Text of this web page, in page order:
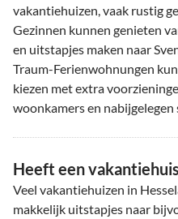
vakantiehuizen, vaak rustig
Gezinnen kunnen genieten
en uitstapjes maken naar
Traum-Ferienwohnungen
kiezen met extra
woonkamers en nabijgelegen
Heeft een
Veel vakantiehuizen in
makkelijk uitstapjes naar